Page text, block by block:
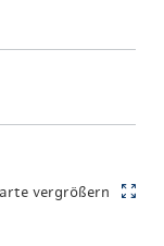
vergrößern